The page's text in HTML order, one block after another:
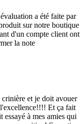
a été faite par
sur notre boutique
d'un compte client ont
la note
et je doit avouer
Et ça fait
à mes amies qui